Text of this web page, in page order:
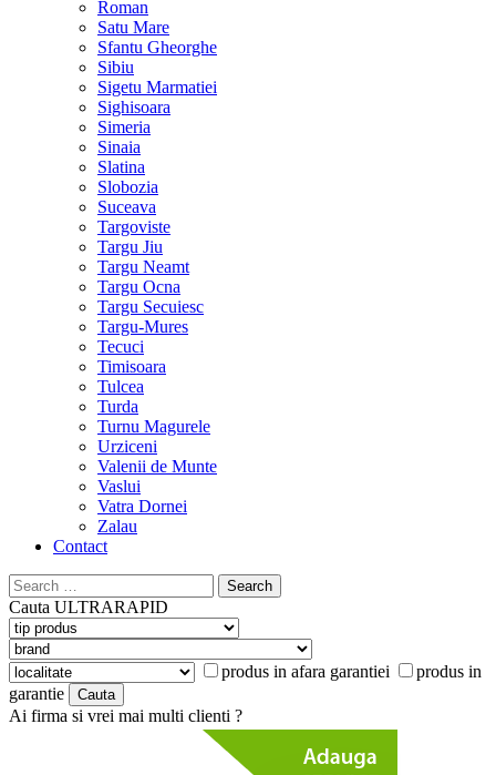
Roman
Satu Mare
Sfantu Gheorghe
Sibiu
Sigetu Marmatiei
Sighisoara
Simeria
Sinaia
Slatina
Slobozia
Suceava
Targoviste
Targu Jiu
Targu Neamt
Targu Ocna
Targu Secuiesc
Targu-Mures
Tecuci
Timisoara
Tulcea
Turda
Turnu Magurele
Urziceni
Valenii de Munte
Vaslui
Vatra Dornei
Zalau
Contact
Search
for:
Cauta ULTRARAPID
produs in afara garantiei
produs in
garantie
Ai firma si vrei mai multi clienti ?